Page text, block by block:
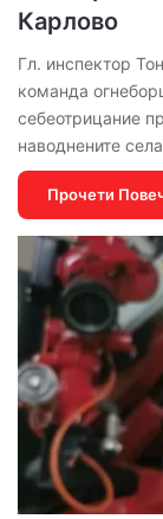
Карлово
Гл. инспектор
команда
себеотрицание
наводнените
Прочети